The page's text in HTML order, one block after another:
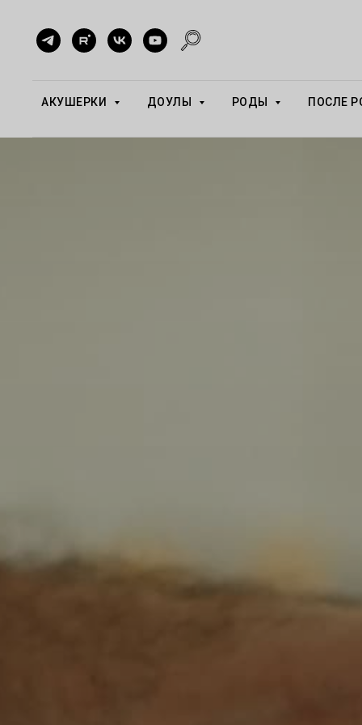
АКУШЕРКИ ДОУЛЫ РОДЫ ПОСЛЕ